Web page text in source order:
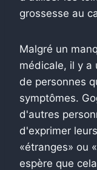
grossesse au
Malgré un
médicale, il y a
de personnes
symptômes.
d'autres
d'exprimer
«étranges» ou
espère que